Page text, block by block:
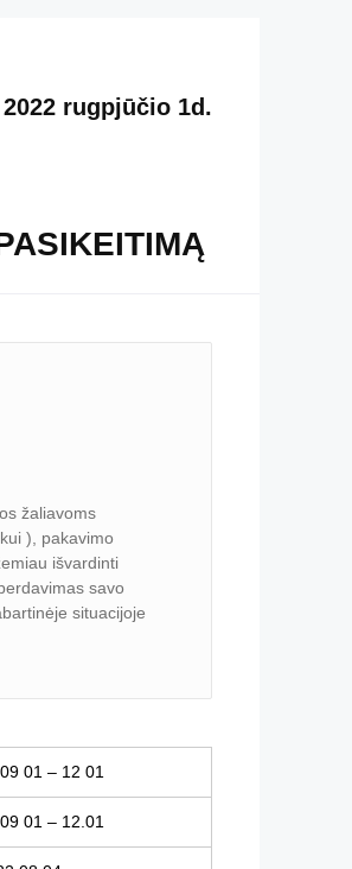
2022 rugpjūčio 1d.
žaliavoms
), pakavimo
išvardinti
savo
situacijoje
01 – 12 01
01 – 12.01